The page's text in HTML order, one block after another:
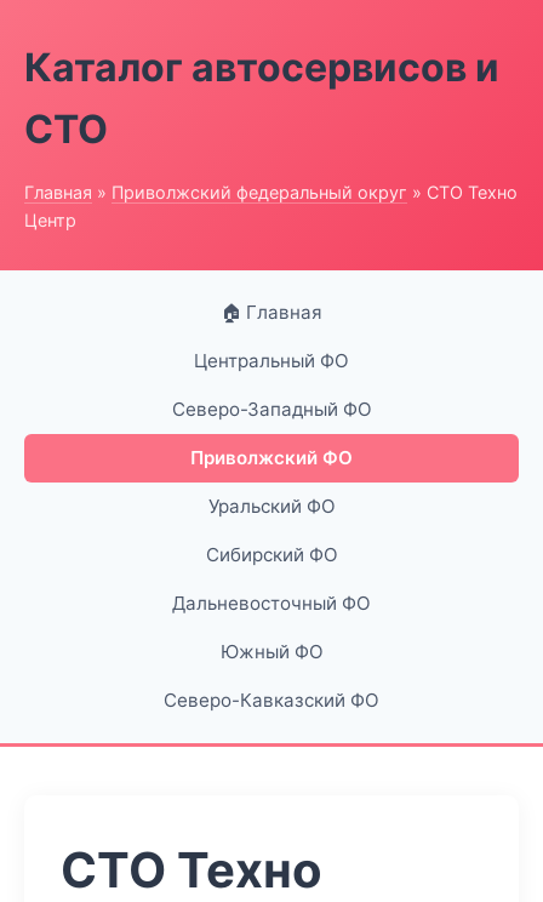
Каталог автосервисов и
СТО
Главная » Приволжский федеральный округ » СТО Техно
Центр
🏠 Главная
Центральный ФО
Северо-Западный ФО
Приволжский ФО
Уральский ФО
Сибирский ФО
Дальневосточный ФО
Южный ФО
Северо-Кавказский ФО
СТО Техно